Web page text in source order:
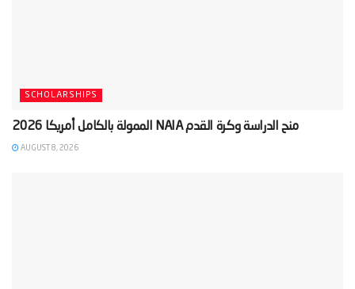
SCHOLARSHIPS
‫منح الدراسة وكرة القدم NAIA الممولة بالكامل أمريكا 2026‬
AUGUST 8, 2026